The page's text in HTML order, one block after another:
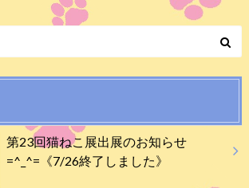
第23回猫ねこ展出展のお知らせ
=^_^=《7/26終了しました》